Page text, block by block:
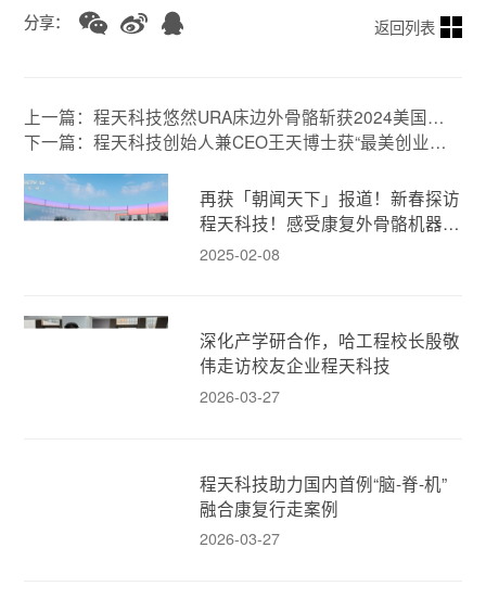
分享： 返回列表
上一篇：程天科技悠然URA床边外骨骼斩获2024美国缪
斯设计金奖！
下一篇：程天科技创始人兼CEO王天博士获“最美创业者”
再获「朝闻天下」报道！新春探访
程天科技！感受康复外骨骼机器人
的人文温度！
2025-02-08
深化产学研合作，哈工程校长殷敬
伟走访校友企业程天科技
2026-03-27
程天科技助力国内首例“脑-脊-机”
融合康复行走案例
2026-03-27